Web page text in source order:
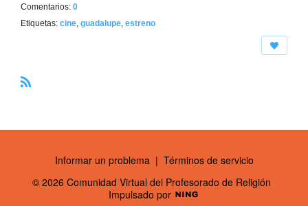
Comentarios: 0
Etiquetas: cine guadalupe estreno
Informar un problema | Términos de servicio
© 2026 Comunidad Virtual del Profesorado de Religión
Impulsado por